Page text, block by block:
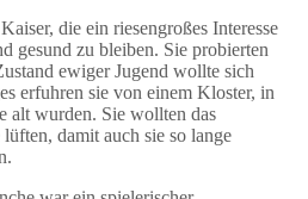
die ein riesengroßes Interesse
gesund zu bleiben. Sie probierten
ewiger Jugend wollte sich
erfuhren sie von einem Kloster, in
alt wurden. Sie wollten das
damit auch sie so lange